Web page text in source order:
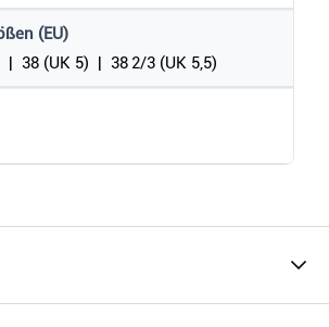
(EU)
| 38 (UK 5) | 38 2/3 (UK 5,5)